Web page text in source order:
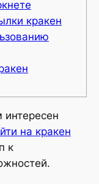
кракен
интересен
на кракен
к